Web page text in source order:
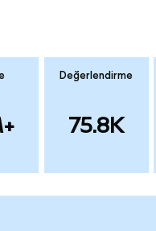
Değerlendirme
75.8K